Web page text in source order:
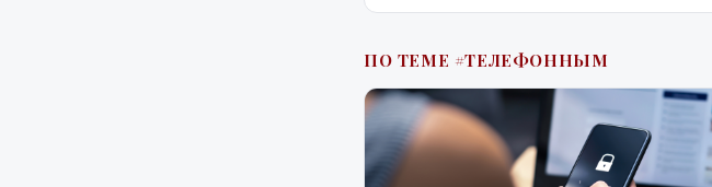
ПО ТЕМЕ #ТЕЛЕФОННЫМ